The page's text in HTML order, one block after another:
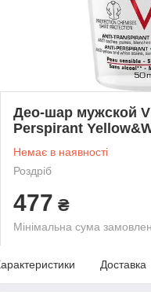
Део-шар мужской
Perspirant
Немає в наявності
Роздріб
477 ₴
Мінімальна сума
Доставка